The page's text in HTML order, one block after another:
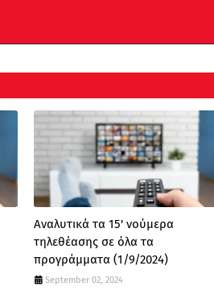
Αναλυτικά τα 15' νούμερα
τηλεθέασης σε όλα τα
προγράμματα (1/9/2024)
September 02, 2024